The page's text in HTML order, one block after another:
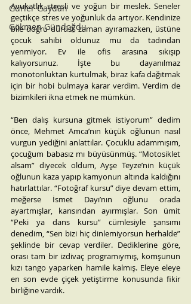
Gürler Gaydan
Gökmen Gündoğdu
Avukatlık stresli ve yoğun bir meslek. Seneler
geçtikçe stres ve yoğunluk da artıyor. Kendinize
bile doğru dürüst zaman ayıramazken, üstüne
çocuk sahibi oldunuz mu da tadından
yenmiyor. Ev ile ofis arasına sıkışıp
kalıyorsunuz. İşte bu dayanılmaz
monotonluktan kurtulmak, biraz kafa dağıtmak
için bir hobi bulmaya karar verdim. Verdim de
bizimkileri ikna etmek ne mümkün.
“Ben dalış kursuna gitmek istiyorum” dedim
önce, Mehmet Amca’nın küçük oğlunun nasıl
vurgun yediğini anlattılar. Çocuklu adammışım,
çocuğum babasız mı büyüsünmüş. “Motosiklet
alsam” diyecek oldum, Ayşe Teyze’nin küçük
oğlunun kaza yapıp kamyonun altında kaldığını
hatırlattılar. “Fotoğraf kursu” diye devam ettim,
meğerse İsmet Dayı’nın oğlunu orada
ayartmışlar, karısından ayırmışlar. Son ümit
“Peki ya dans kursu” cümlesiyle şansımı
denedim, “Sen bizi hiç dinlemiyorsun herhalde”
şeklinde bir cevap verdiler. Dediklerine göre,
orası tam bir izdivaç programıymış, komşunun
kızı tango yaparken hamile kalmış. Eleye eleye
en son evde çiçek yetiştirme konusunda fikir
birliğine vardık.